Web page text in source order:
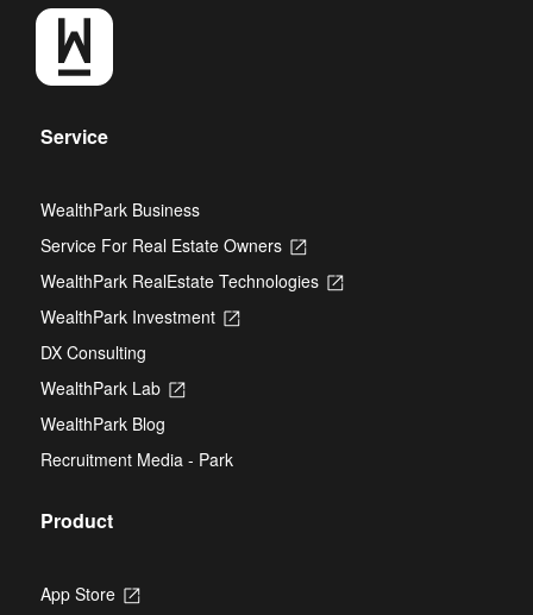
Service
WealthPark Business
Service For Real Estate Owners
Opens
a
WealthPark RealEstate Technologies
Opens
WealthPark Investment
Opens
DX Consulting
WealthPark Lab
Opens
new
tab
WealthPark Blog
Recruitment Media - Park
Product
App Store
Opens